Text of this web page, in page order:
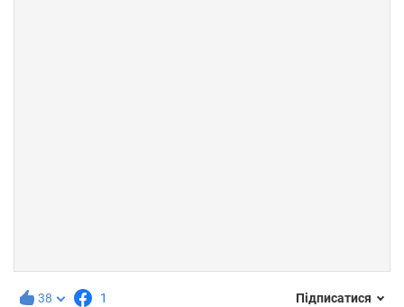
38 1 Підписатися